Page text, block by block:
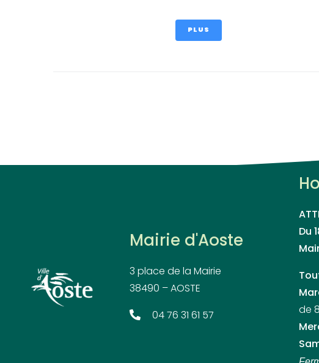
PLUS
Mairie d'Aoste
3 place de la Mairie
38490 – AOSTE
04 76 31 61 57
Du
de